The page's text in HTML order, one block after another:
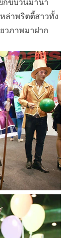
ล่าพริตตี้สาวทั้ง
วภาพมาฝาก